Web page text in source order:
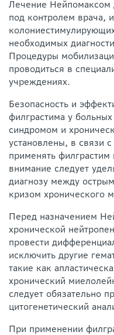
Лечение Нейпомаксом
под контролем врача,
необходимых
Процедуры
проводиться в
учреждениях.
Безопасность и
филграстима у
синдромом и
установлены, в связи
применять
внимание следует
диагнозу между
кризом хронического
Перед назначением
хронической
провести
исключить другие
такие как
хронический
следует обязательно
цитогенетический
При применении